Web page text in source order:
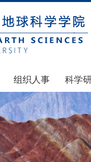
要
纪要
组织人事
通知公告
博士后管理
人才招聘
年度考核
科学
国家
科研
通知
科研